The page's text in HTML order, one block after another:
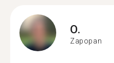
O.
Zapopan